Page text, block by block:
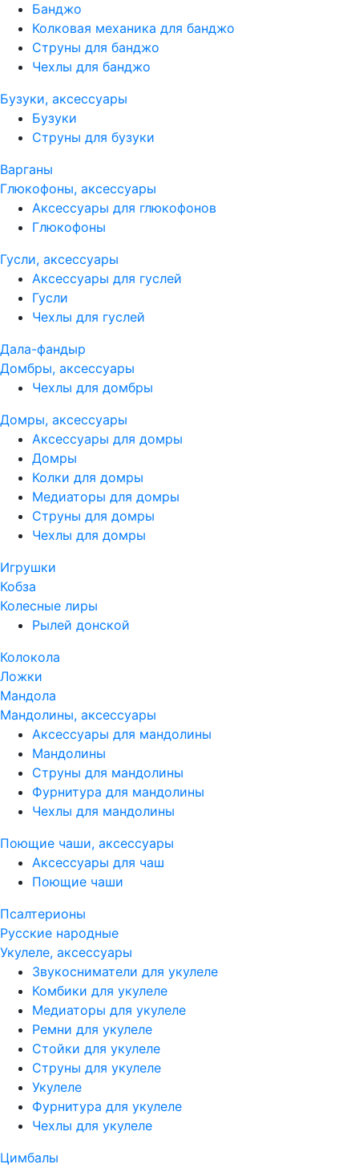
Банджо
Колковая механика для банджо
Струны для банджо
Чехлы для банджо
Бузуки, аксессуары
Бузуки
Струны для бузуки
Варганы
Глюкофоны, аксессуары
Аксессуары для глюкофонов
Глюкофоны
Гусли, аксессуары
Аксессуары для гуслей
Гусли
Чехлы для гуслей
Дала-фандыр
Домбры, аксессуары
Чехлы для домбры
Домры, аксессуары
Аксессуары для домры
Домры
Колки для домры
Медиаторы для домры
Струны для домры
Чехлы для домры
Игрушки
Кобза
Колесные лиры
Рылей донской
Колокола
Ложки
Мандола
Мандолины, аксессуары
Аксессуары для мандолины
Мандолины
Струны для мандолины
Фурнитура для мандолины
Чехлы для мандолины
Поющие чаши, аксессуары
Аксессуары для чаш
Поющие чаши
Псалтерионы
Русские народные
Укулеле, аксессуары
Звукосниматели для укулеле
Комбики для укулеле
Медиаторы для укулеле
Ремни для укулеле
Стойки для укулеле
Струны для укулеле
Укулеле
Фурнитура для укулеле
Чехлы для укулеле
Цимбалы